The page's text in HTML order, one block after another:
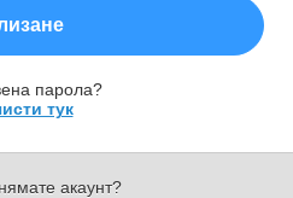
парола?
тук
акаунт?